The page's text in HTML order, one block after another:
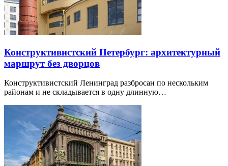
Конструктивистский Петербург: архитектурный
маршрут без дворцов
Конструктивистский Ленинград разбросан по нескольким
районам и не складывается в одну длинную…